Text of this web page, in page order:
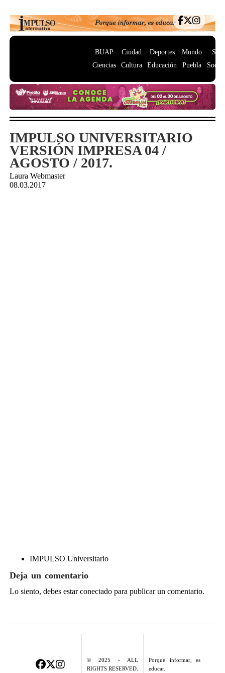
BUAP
Ciencias
Ciudad
Cultura
Deportes
Educación
Mundo
Puebla
IMPULSO UNIVERSITARIO
VERSIÓN IMPRESA 04 /
AGOSTO / 2017.
Laura Webmaster
08.03.2017
IMPULSO Universitario
Deja un comentario
Lo siento, debes estarconectadopara publicar un comentario.
© 2025 - ALL
RIGHTS RESERVED.
Porque informar, es
educar.